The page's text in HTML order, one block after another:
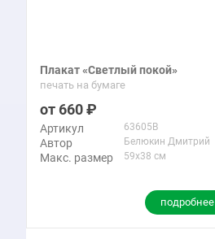
Плакат «Светлый покой»
печать на бумаге
660
Артикул 63605B
Автор Белюкин Дмитрий
Макс. размер 59x38 см
подробнее